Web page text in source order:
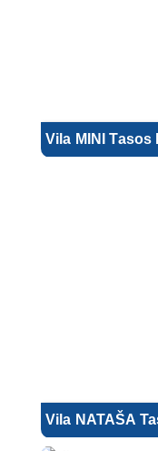
Vila MINI
Vila NATAŠA